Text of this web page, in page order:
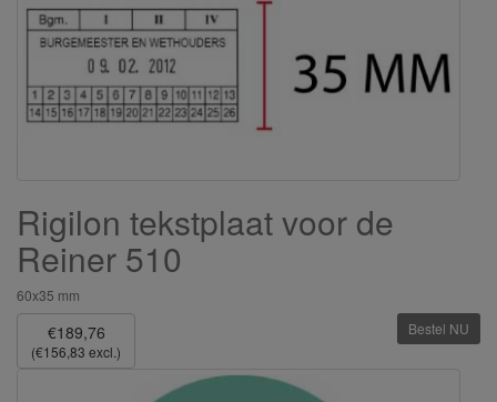
Rigilon tekstplaat voor de
Reiner 510
60x35 mm
€189,76
(€156,83 excl.)
Bestel NU